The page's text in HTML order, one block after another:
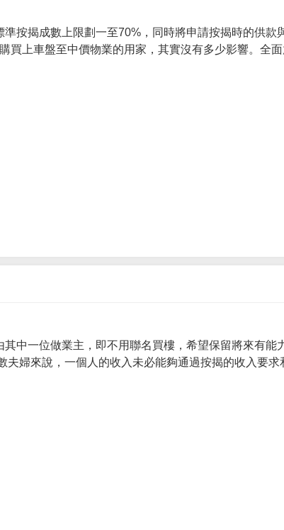
按揭成數上限劃一至70%，同時將申請按揭時的供
買上車盤至中價物業的用家，其實沒有多少影響。全
中一位做業主，即不用聯名買樓，希望保留將來有能
夫婦來說，一個人的收入未必能夠通過按揭的收入要